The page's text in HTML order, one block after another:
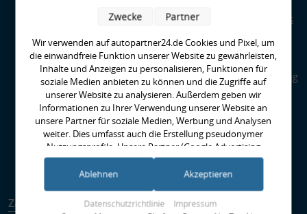
Wissenswertes rund ums
Wissenswertes rund um
Kupplungen
Special Parts: Auto-Tuning
bei AUTOPARTNER24
Was ist HPS - High
Performance Standard?
EBC-Bremse richtig
Einbremsen
Zahlungsarten Versandarten
Wir verwenden auf autopartner24.de Cookies und Pixel, um
die einwandfreie Funktion unserer Website zu gewährleisten,
Inhalte und Anzeigen zu personalisieren, Funktionen für
soziale Medien anbieten zu können und die Zugriffe auf
unserer Website zu analysieren. Außerdem geben wir
Informationen zu Ihrer Verwendung unserer Website an
unsere Partner für soziale Medien, Werbung und Analysen
weiter. Dies umfasst auch die Erstellung pseudonymer
Nutzungsprofile. Unsere Partner (Google Advertising
Products) führen diese Informationen möglicherweise mit
weiteren Daten zusammen, die Sie ihnen bereitgestellt haben
im Rahmen Ihrer Nutzung der Dienste gesammelt haben
Datenschutzrichtlinie Impressum
Zwecke Partner
Ablehnen Akzeptieren